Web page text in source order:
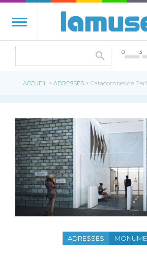
0 3
ACCUEIL > ADRESSES > Catacombes de
ADRESSES